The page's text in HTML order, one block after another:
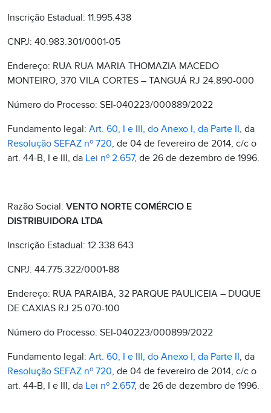
Inscrição Estadual: 11.995.438
CNPJ: 40.983.301/0001-05
Endereço: RUA RUA MARIA THOMAZIA MACEDO
MONTEIRO, 370 VILA CORTES – TANGUÁ RJ 24.890-000
Número do Processo: SEI-040223/000889/2022
Fundamento legal: Art. 60, I e III, do Anexo I, da Parte II, da
Resolução SEFAZ nº 720, de 04 de fevereiro de 2014, c/c o
art. 44-B, I e III, da Lei nº 2.657, de 26 de dezembro de 1996.
Razão Social: VENTO NORTE COMÉRCIO E
DISTRIBUIDORA LTDA
Inscrição Estadual: 12.338.643
CNPJ: 44.775.322/0001-88
Endereço: RUA PARAIBA, 32 PARQUE PAULICEIA – DUQUE
DE CAXIAS RJ 25.070-100
Número do Processo: SEI-040223/000899/2022
Fundamento legal: Art. 60, I e III, do Anexo I, da Parte II, da
Resolução SEFAZ nº 720, de 04 de fevereiro de 2014, c/c o
art. 44-B, I e III, da Lei nº 2.657, de 26 de dezembro de 1996.